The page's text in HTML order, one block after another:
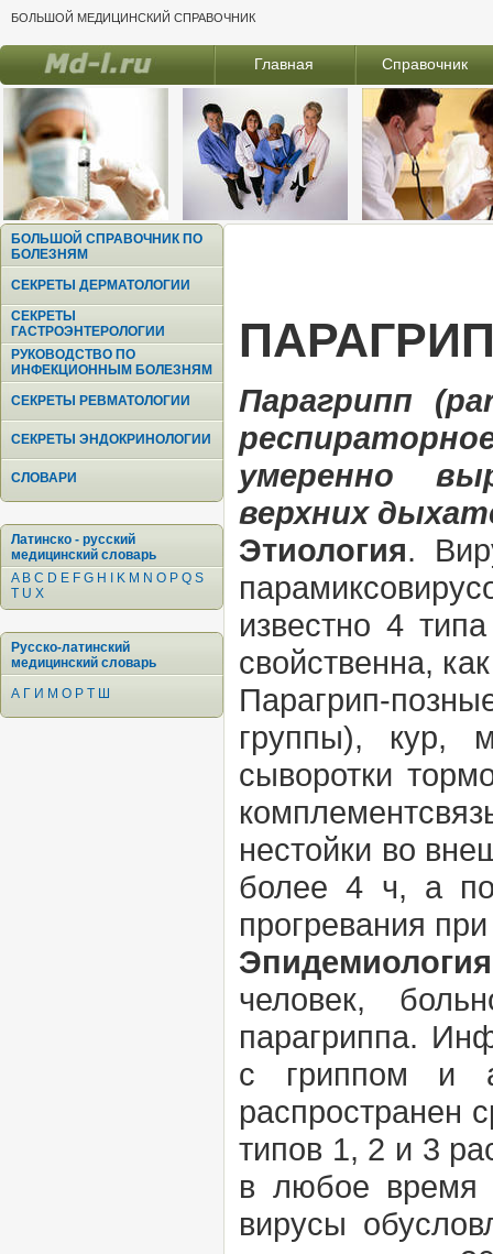
БОЛЬШОЙ МЕДИЦИНСКИЙ СПРАВОЧНИК
Главная Справочник
БОЛЬШОЙ СПРАВОЧНИК ПО
БОЛЕЗНЯМ
СЕКРЕТЫ ДЕРМАТОЛОГИИ
СЕКРЕТЫ
ГАСТРОЭНТЕРОЛОГИИ
РУКОВОДСТВО ПО
ИНФЕКЦИОННЫМ БОЛЕЗНЯМ
СЕКРЕТЫ РЕВМАТОЛОГИИ
СЕКРЕТЫ ЭНДОКРИНОЛОГИИ
СЛОВАРИ
Латинско - русский
медицинский словарь
A B C D E F G H K M N O P Q S
T U X
Русско-латинский
медицинский словарь
А Г И М О Р Т Ш
Парагрипп
умеренно
верхних
Этиология.
известно 4
свойственна,
Парагрип-
группы), кур,
сыворотки
нестойки во
более 4 ч, а
прогревания
Эпидемиология
человек,
парагриппа.
с гриппом и
распространен
типов 1, 2 и 3
в любое время
вирусы